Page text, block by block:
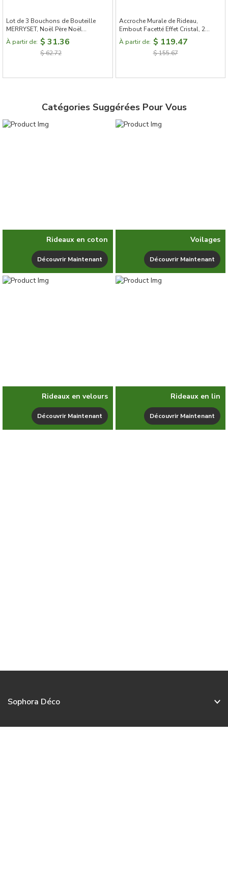
Lot de 3 Bouchons de Bouteille
MERRYSET, Noël Père Noël
Couronne Lutin
À partir de: $ 31.36
$ 62.72
Accroche Murale de Rideau,
Embout Facetté Effet Cristal, 2
Pièces
À partir de: $ 119.47
$ 155.67
Catégories Suggérées Pour Vous
Rideaux en coton
Découvrir Maintenant
Voilages
Découvrir Maintenant
Rideaux en velours
Découvrir Maintenant
Rideaux en lin
Découvrir Maintenant
Sophora Déco
Service client